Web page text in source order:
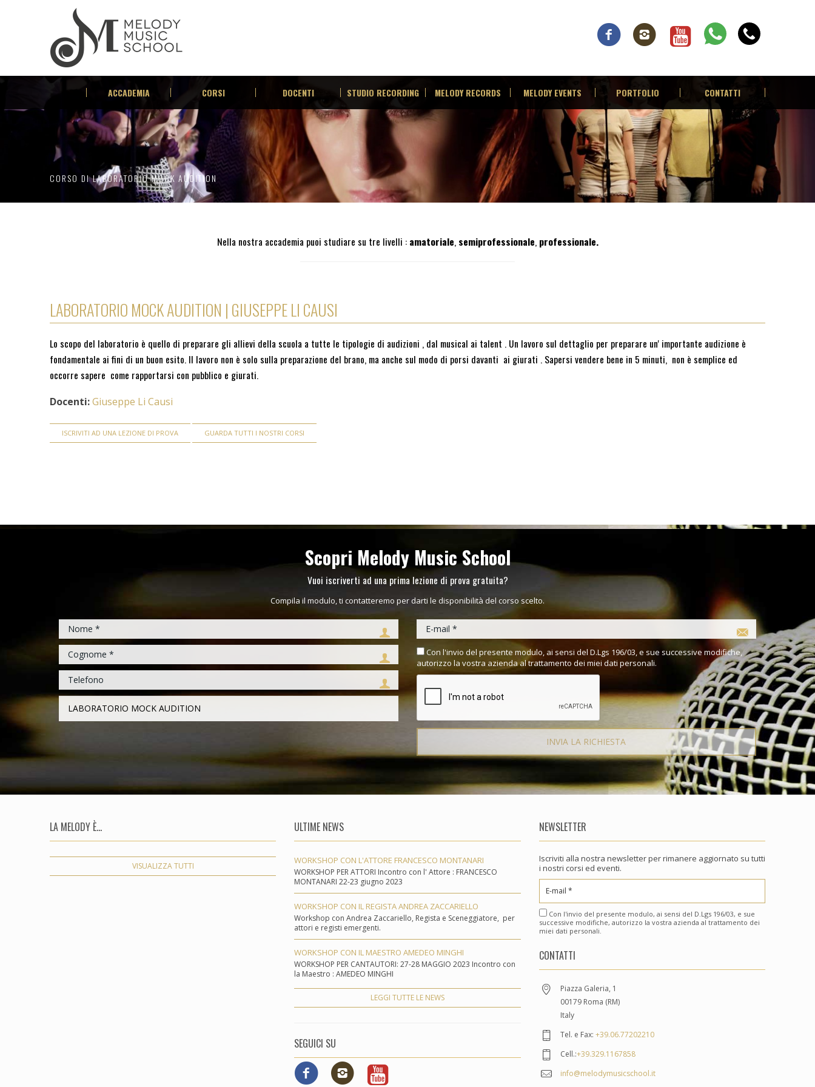
ACCADEMIA CORSI DOCENTI STUDIO RECORDING MELODY RECORDS MELODY EVENTS PORTFOLIO CONTATTI
CORSO DI LABORATORIO MOCK AUDITION
Nella nostra accademia puoi studiare su tre livelli : amatoriale, semiprofessionale, professionale.
LABORATORIO MOCK AUDITION | GIUSEPPE LI CAUSI
Lo scopo del laboratorio è quello di preparare gli allievi della scuola a tutte le tipologie di audizioni , dal musical ai talent . Un lavoro sul dettaglio per preparare un' importante audizione è
fondamentale ai fini di un buon esito. Il lavoro non è solo sulla preparazione del brano, ma anche sul modo di porsi davanti ai giurati . Sapersi vendere bene in 5 minuti, non è semplice ed
occorre sapere come rapportarsi con pubblico e giurati.
Docenti:Giuseppe Li Causi
ISCRIVITI AD UNA LEZIONE DI PROVA GUARDA TUTTI I NOSTRI CORSI
Scopri Melody Music School
Vuoi iscriverti ad una prima lezione di prova gratuita?
Compila il modulo, ti contatteremo per darti le disponibilità del corso scelto.
Con l'invio del presente modulo, ai sensi del D.Lgs 196/03, e sue successive modifiche,
autorizzo la vostra azienda al trattamento dei miei dati personali.
LA MELODY È...
VISUALIZZA TUTTI
ULTIME NEWS
WORKSHOP CON L'ATTORE FRANCESCO MONTANARI
WORKSHOP PER ATTORI Incontro con l' Attore : FRANCESCO
MONTANARI 22-23 giugno 2023
WORKSHOP CON IL REGISTA ANDREA ZACCARIELLO
Workshop con Andrea Zaccariello, Regista e Sceneggiatore, per
attori e registi emergenti.
WORKSHOP CON IL MAESTRO AMEDEO MINGHI
WORKSHOP PER CANTAUTORI: 27-28 MAGGIO 2023 Incontro con
la Maestro : AMEDEO MINGHI
LEGGI TUTTE LE NEWS
SEGUICI SU
NEWSLETTER
Iscriviti alla nostra newsletter per rimanere aggiornato su tutti
i nostri corsi ed eventi.
Con l'invio del presente modulo, ai sensi del D.Lgs 196/03, e sue
successive modifiche, autorizzo la vostra azienda al trattamento dei
miei dati personali.
CONTATTI
Piazza Galeria, 1
00179 Roma (RM)
Italy
Tel. e Fax: +39.06.77202210
Cell.:+39.329.1167858
info@melodymusicschool.it